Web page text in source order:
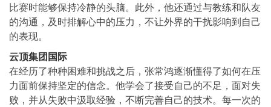
比赛时能够保持冷静的头脑。此外，他还通过与教练和队友
的沟通，及时排解心中的压力，不让外界的干扰影响到自己
的表现。
云顶集团国际
在经历了种种困难和挑战之后，张常鸿逐渐懂得了如何在压
力面前保持坚定的信念。他学会了接受自己的不足，面对失
败，并从失败中汲取经验，不断完善自己的技术。每一次的